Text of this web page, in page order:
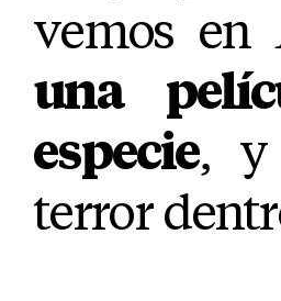
vemos en
una
especie, y
terror